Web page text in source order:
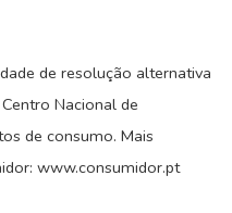
de resolução alternativa
Nacional de
de consumo. Mais
www.consumidor.pt